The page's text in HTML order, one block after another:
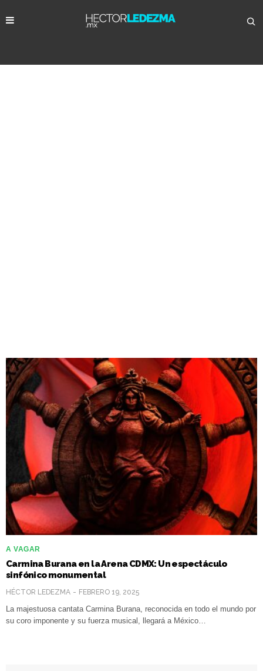
A VAGAR
Carmina Burana en la Arena CDMX: Un espectáculo
sinfónico monumental
HÉCTOR LEDEZMA FEBRERO 19, 2025
La majestuosa cantata Carmina Burana, reconocida en todo el mundo por
su coro imponente y su fuerza musical, llegará a México…